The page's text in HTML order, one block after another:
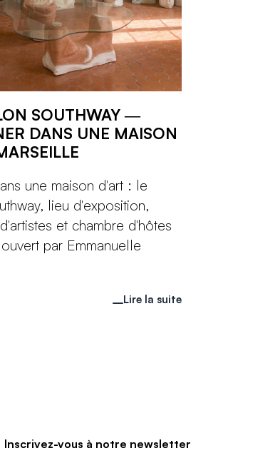
SOUTHWAY ―
DANS UNE MAISON
une maison d'art : le
lieu d'exposition,
et chambre d'hôtes
par Emmanuelle
Lire la suite
Inscrivez-vous à notre newsletter